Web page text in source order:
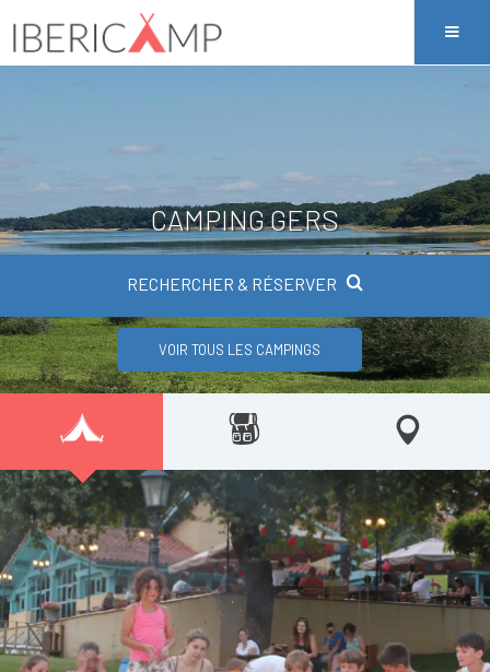
CAMPING GERS
RECHERCHER & RÉSERVER
VOIR TOUS LES CAMPINGS